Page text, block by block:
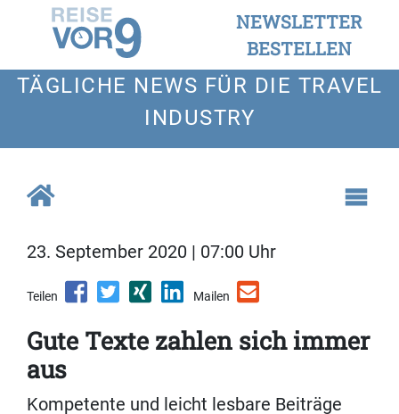
NEWSLETTER
BESTELLEN
TÄGLICHE NEWS FÜR DIE TRAVEL
INDUSTRY
23. September 2020 | 07:00 Uhr
Teilen Mailen
Gute Texte zahlen sich immer
aus
Kompetente und leicht lesbare Beiträge